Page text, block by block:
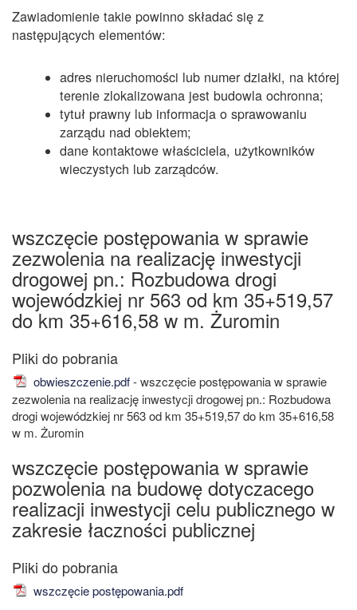
Zawiadomienie takie powinno składać się z
następujących elementów:
adres nieruchomości lub numer działki, na której
terenie zlokalizowana jest budowla ochronna;
tytuł prawny lub informacja o sprawowaniu
zarządu nad obiektem;
dane kontaktowe właściciela, użytkowników
wieczystych lub zarządców.
wszczęcie postępowania w sprawie
zezwolenia na realizację inwestycji
drogowej pn.: Rozbudowa drogi
wojewódzkiej nr 563 od km 35+519,57
do km 35+616,58 w m. Żuromin
obwieszczenie.pdf- wszczęcie postępowania w sprawie
zezwolenia na realizację inwestycji drogowej pn.: Rozbudowa
drogi wojewódzkiej nr 563 od km 35+519,57 do km 35+616,58
w m. Żuromin
wszczęcie postępowania w sprawie
pozwolenia na budowę dotyczacego
realizacji inwestycji celu publicznego w
zakresie łaczności publicznej
wszczęcie postępowania.pdf